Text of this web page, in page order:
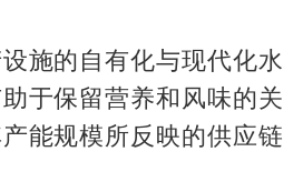
的自有化与现代化水
于保留营养和风味的关
能规模所反映的供应链